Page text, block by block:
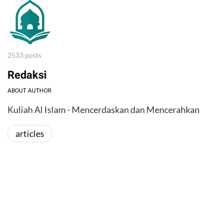
2533 posts
Redaksi
ABOUT AUTHOR
Kuliah Al Islam - Mencerdaskan dan Mencerahkan
articles